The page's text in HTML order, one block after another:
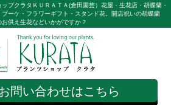
プクラタＫＵＲＡＴＡ(倉田園芸）花屋・生花店・胡蝶蘭・
ーケ・フラワーギフト・スタンド花。開店祝いの胡蝶蘭
供え生花などいかがですか？
問い合わせはこちら